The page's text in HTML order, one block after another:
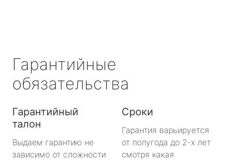
Гарантийные
обязательства
Гарантийный
талон
Выдаем гарантию не
зависимо от сложности
Сроки
Гарантия варьируется
от полугода до 2-х лет
смотря какая